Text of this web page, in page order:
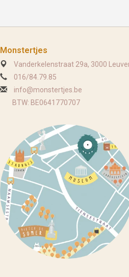
Monstertjes
Vanderkelenstraat 29a, 3000
016/84.79.85
info@monstertjes.be
BTW: BE0641770707